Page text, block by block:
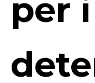
per i